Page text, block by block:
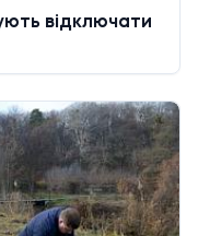
відключати